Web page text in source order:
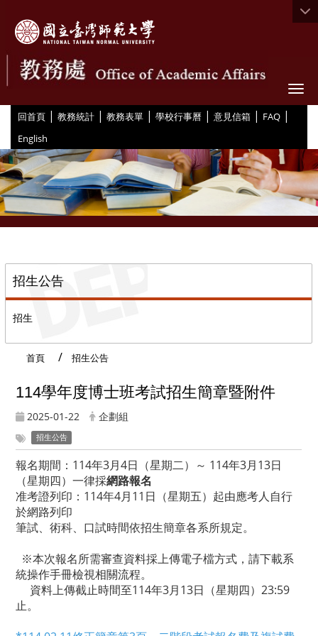
回首頁 | 教務統計 | 教務表單 | 學校行事曆 | 意見信箱 | FAQ |
English
招生公告
招生
首頁 招生公告
114學年度博士班考試招生簡章暨附件
2025-01-22 企劃組
招生公告
報名期間：114年3月4日（星期二）～ 114年3月13日
（星期四）一律採網路報名
准考證列印：114年4月11日（星期五）起由應考人自行
於網路列印
筆試、術科、口試時間依招生簡章各系所規定。
※本次報名所需審查資料採上傳電子檔方式，請下載系
統操作手冊檢視相關流程。
資料上傳截止時間至114年3月13日（星期四）23:59
止。